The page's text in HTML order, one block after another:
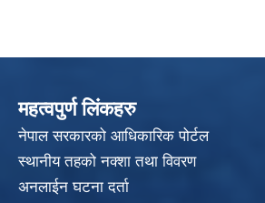
महत्वपुर्ण लिंकहरु
नेपाल सरकारको आधिकारिक पोर्टल
स्थानीय तहको नक्शा तथा विवरण
अनलाईन घटना दर्ता